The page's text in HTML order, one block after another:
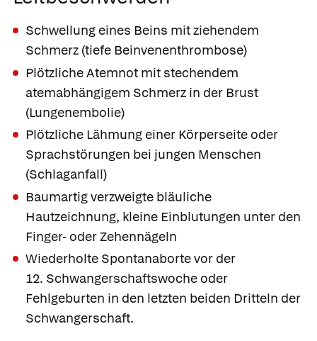
Schwellung eines Beins mit ziehendem
Schmerz (tiefe Beinvenenthrombose)
Plötzliche Atemnot mit stechendem
atemabhängigem Schmerz in der Brust
(Lungenembolie)
Plötzliche Lähmung einer Körperseite oder
Sprachstörungen bei jungen Menschen
(Schlaganfall)
Baumartig verzweigte bläuliche
Hautzeichnung, kleine Einblutungen unter den
Finger- oder Zehennägeln
Wiederholte Spontanaborte vor der
12. Schwangerschaftswoche oder
Fehlgeburten in den letzten beiden Dritteln der
Schwangerschaft.